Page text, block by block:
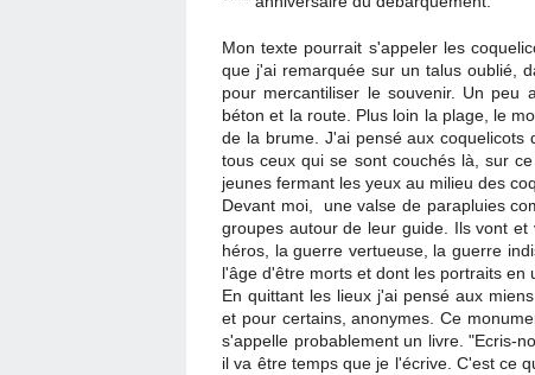
Mon texte pourrait s'appeler les
que j'ai remarquée sur un talus oublié,
pour mercantiliser le souvenir. Un peu
béton et la route. Plus loin la plage, le
de la brume. J'ai pensé aux
tous ceux qui se sont couchés là, sur
jeunes fermant les yeux au milieu des
Devant moi, une valse de parapluies
groupes autour de leur guide. Ils vont
héros, la guerre vertueuse, la guerre
l'âge d'être morts et dont les portraits
En quittant les lieux j'ai pensé aux
et pour certains, anonymes. Ce
s'appelle probablement un livre. "Ecris-
il va être temps que je l'écrive. C'est ce